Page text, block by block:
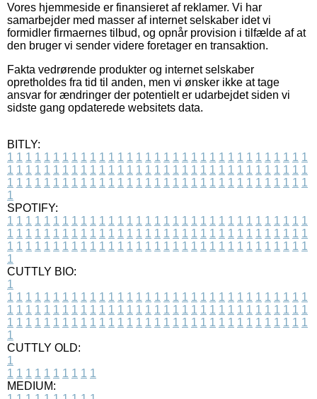
Vores hjemmeside er finansieret af reklamer. Vi har
samarbejder med masser af internet selskaber idet vi
formidler firmaernes tilbud, og opnår provision i tilfælde af at
den bruger vi sender videre foretager en transaktion.
Fakta vedrørende produkter og internet selskaber
opretholdes fra tid til anden, men vi ønsker ikke at tage
ansvar for ændringer der potentielt er udarbejdet siden vi
sidste gang opdaterede websitets data.
BITLY:
1 1 1 1 1 1 1 1 1 1 1 1 1 1 1 1 1 1 1 1 1 1 1 1 1 1 1 1 1 1 1 1 1
1 1 1 1 1 1 1 1 1 1 1 1 1 1 1 1 1 1 1 1 1 1 1 1 1 1 1 1 1 1 1 1 1
1 1 1 1 1 1 1 1 1 1 1 1 1 1 1 1 1 1 1 1 1 1 1 1 1 1 1 1 1 1 1 1 1
1
SPOTIFY:
1 1 1 1 1 1 1 1 1 1 1 1 1 1 1 1 1 1 1 1 1 1 1 1 1 1 1 1 1 1 1 1 1
1 1 1 1 1 1 1 1 1 1 1 1 1 1 1 1 1 1 1 1 1 1 1 1 1 1 1 1 1 1 1 1 1
1 1 1 1 1 1 1 1 1 1 1 1 1 1 1 1 1 1 1 1 1 1 1 1 1 1 1 1 1 1 1 1 1
1
CUTTLY BIO:
1
1 1 1 1 1 1 1 1 1 1 1 1 1 1 1 1 1 1 1 1 1 1 1 1 1 1 1 1 1 1 1 1 1
1 1 1 1 1 1 1 1 1 1 1 1 1 1 1 1 1 1 1 1 1 1 1 1 1 1 1 1 1 1 1 1 1
1 1 1 1 1 1 1 1 1 1 1 1 1 1 1 1 1 1 1 1 1 1 1 1 1 1 1 1 1 1 1 1 1
1
CUTTLY OLD:
1
1 1 1 1 1 1 1 1 1 1
MEDIUM: